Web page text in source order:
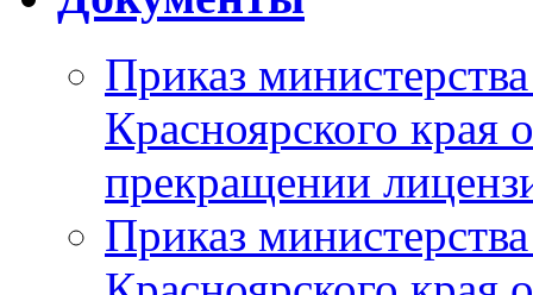
Приказ
Красноярского
прекращении
Приказ